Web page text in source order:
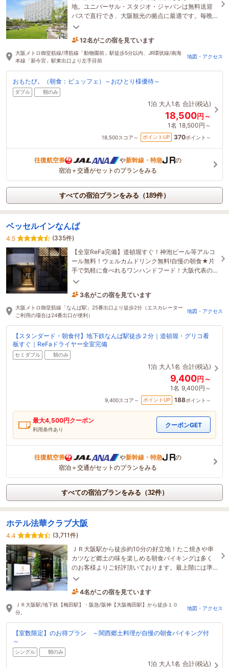
地。ユニバーサル・スタジオ・ジャパンは無料送迎
バスで直行でき、大阪観光の拠点に最適です。毎晩
開催するナイトイベントで観光後も大阪を存分に楽
12名がこの宿を見ています
1時間前に予約されました
大阪メトロ御堂筋線/堺筋線「動物園前」駅徒歩5分以内、JR環状線/南海
本線「新今宮」駅東出口より左手目前
地図・アクセス
おもたび。（朝食：ビュッフェ）～おひとり様優待～
ダブル 朝のみ
1泊 大人1名 合計(税込)
18,500円～
1名 18,500円～
18,500スコア～ ポイントUP 370ポイント～
往復航空券 や新幹線・特急
の
宿泊＋交通がセットのプランをみる
すべての宿泊プランをみる（189件）
ベッセルインなんば
4.5
(335件)
【全室ReFa完備】道頓堀すぐ！神泡ビール等アルコ
ール無料！ウェルカムドリンク無料!自慢の朝食★片
手で気軽に食べれるワンハンドフード！大阪代表の
たこ焼きや串カツをご用意！名物の肉吸いうどん
3名がこの宿を見ています
1時間前に予約されました
大阪メトロ御堂筋線「なんば駅」25番出口より徒歩2分（エスカレーター
ご利用の場合は24番出口が便利）
地図・アクセス
【スタンダード・朝食付】地下鉄なんば駅徒歩２分｜道頓堀・グリコ看
板すぐ｜ReFaドライヤー全室完備
セミダブル 朝のみ
1泊 大人1名 合計(税込)
9,400円～
1名 9,400円～
9,400スコア～ ポイントUP 188ポイント～
最大4,500円クーポン
利用条件あり
クーポンGET
往復航空券 や新幹線・特急
の
宿泊＋交通がセットのプランをみる
すべての宿泊プランをみる（32件）
ホテル法華クラブ大阪
4.4
(3,711件)
ＪＲ大阪駅から徒歩約10分の好立地！たこ焼きや串
カツなど郷土の味を楽しめる朝食バイキングは多く
のお客様よりご好評頂いております。最上階には準
天然「光明石」温泉を完備！旅の疲れを癒して下さ
4名がこの宿を見ています
54分前に予約されました
ＪＲ大阪駅/地下鉄【梅田駅】・阪急/阪神【大阪梅田駅】から徒歩１０
分。
地図・アクセス
【室数限定】のお得プラン ～関西郷土料理が自慢の朝食バイキング付
～
シングル 朝のみ
1泊 大人1名 合計(税込)